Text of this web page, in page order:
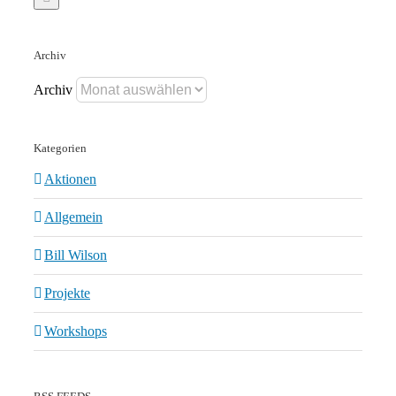
Archiv
Archiv
Kategorien
Aktionen
Allgemein
Bill Wilson
Projekte
Workshops